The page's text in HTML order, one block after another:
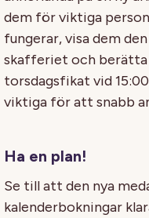
dem för viktiga
fungerar, visa dem
skafferiet och
torsdagsfikat vid
viktiga för att snabb
Ha en plan!
Se till att den nya
kalenderbokningar